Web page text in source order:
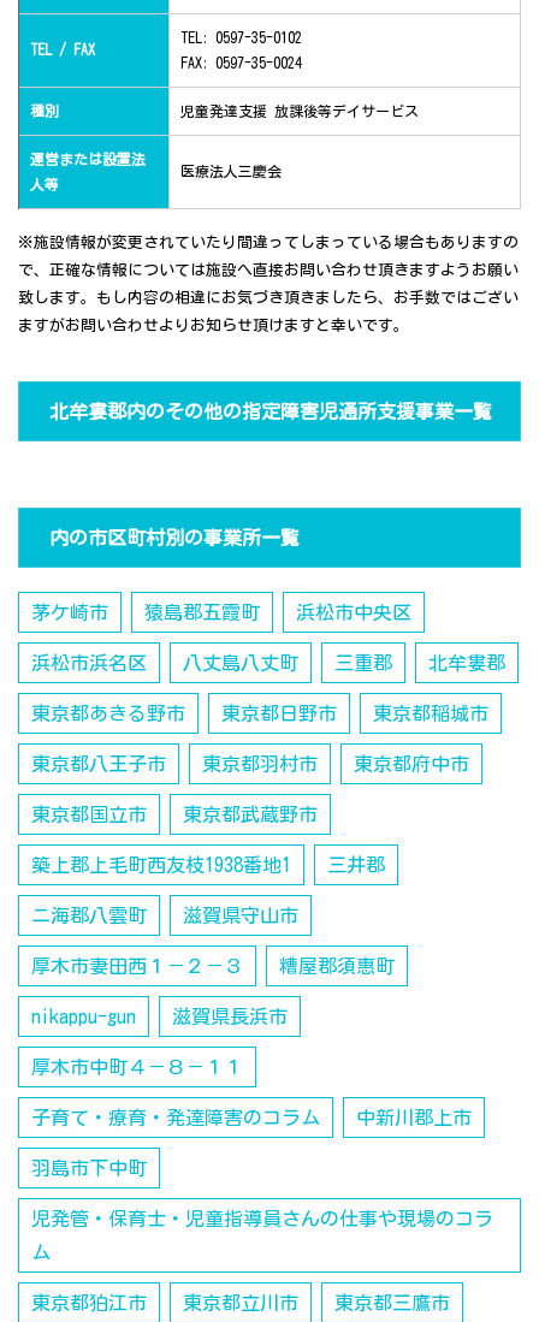
TEL / FAX
TEL: 0597-35-0102
FAX: 0597-35-0024
種別 児童発達支援 放課後等デイサービス
運営または設置法
人等
医療法人三慶会
※施設情報が変更されていたり間違ってしまっている場合もありますの
で、正確な情報については施設へ直接お問い合わせ頂きますようお願い
致します。もし内容の相違にお気づき頂きましたら、お手数ではござい
ますがお問い合わせよりお知らせ頂けますと幸いです。
北牟婁郡内のその他の指定障害児通所支援事業一覧
内の市区町村別の事業所一覧
茅ケ崎市 猿島郡五霞町 浜松市中央区
浜松市浜名区 八丈島八丈町 三重郡 北牟婁郡
東京都あきる野市 東京都日野市 東京都稲城市
東京都八王子市 東京都羽村市 東京都府中市
東京都国立市 東京都武蔵野市
築上郡上毛町西友枝1938番地1 三井郡
ニ海郡八雲町 滋賀県守山市
厚木市妻田西１－２－３ 糟屋郡須惠町
nikappu-gun 滋賀県長浜市
厚木市中町４－８－１１
子育て・療育・発達障害のコラム 中新川郡上市
羽島市下中町
児発管・保育士・児童指導員さんの仕事や現場のコラ
ム
東京都狛江市 東京都立川市 東京都三鷹市